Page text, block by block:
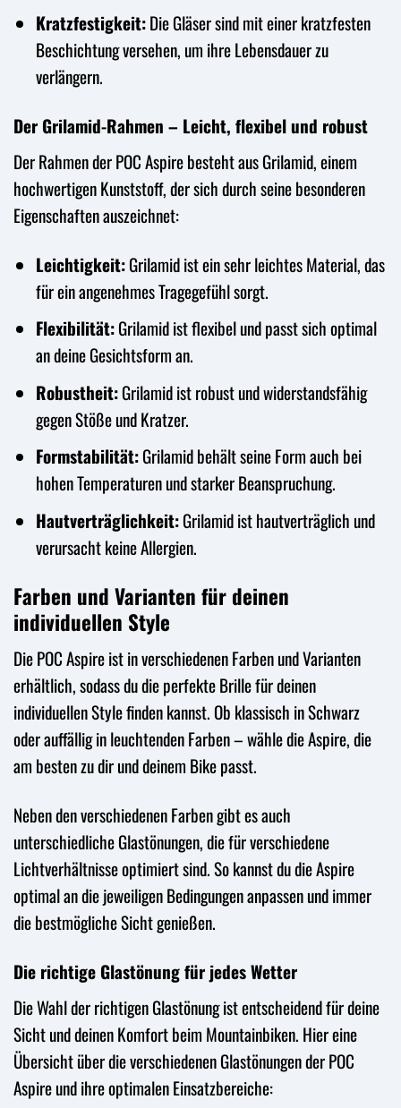
Kratzfestigkeit:Die Gläser sind mit einer kratzfesten
Beschichtung versehen, um ihre Lebensdauer zu
verlängern.
Der Grilamid-Rahmen – Leicht, flexibel und robust
Der Rahmen der POC Aspire besteht aus Grilamid, einem
hochwertigen Kunststoff, der sich durch seine besonderen
Eigenschaften auszeichnet:
Leichtigkeit:Grilamid ist ein sehr leichtes Material, das
für ein angenehmes Tragegefühl sorgt.
Flexibilität:Grilamid ist flexibel und passt sich optimal
an deine Gesichtsform an.
Robustheit:Grilamid ist robust und widerstandsfähig
gegen Stöße und Kratzer.
Formstabilität:Grilamid behält seine Form auch bei
hohen Temperaturen und starker Beanspruchung.
Hautverträglichkeit:Grilamid ist hautverträglich und
verursacht keine Allergien.
Farben und Varianten für deinen
individuellen Style
Die POC Aspire ist in verschiedenen Farben und Varianten
erhältlich, sodass du die perfekte Brille für deinen
individuellen Style finden kannst. Ob klassisch in Schwarz
oder auffällig in leuchtenden Farben – wähle die Aspire, die
am besten zu dir und deinem Bike passt.
Neben den verschiedenen Farben gibt es auch
unterschiedliche Glastönungen, die für verschiedene
Lichtverhältnisse optimiert sind. So kannst du die Aspire
optimal an die jeweiligen Bedingungen anpassen und immer
die bestmögliche Sicht genießen.
Die richtige Glastönung für jedes Wetter
Die Wahl der richtigen Glastönung ist entscheidend für deine
Sicht und deinen Komfort beim Mountainbiken. Hier eine
Übersicht über die verschiedenen Glastönungen der POC
Aspire und ihre optimalen Einsatzbereiche: